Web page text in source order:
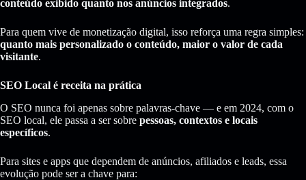
conteúdo exibido quanto nos anúncios integrados.
Para quem vive de monetização digital, isso reforça uma regra simples:
quanto mais personalizado o conteúdo, maior o valor de cada
visitante.
SEO Local é receita na prática
O SEO nunca foi apenas sobre palavras-chave — e em 2024, com o
SEO local, ele passa a ser sobre pessoas, contextos e locais
específicos.
Para sites e apps que dependem de anúncios, afiliados e leads, essa
evolução pode ser a chave para: